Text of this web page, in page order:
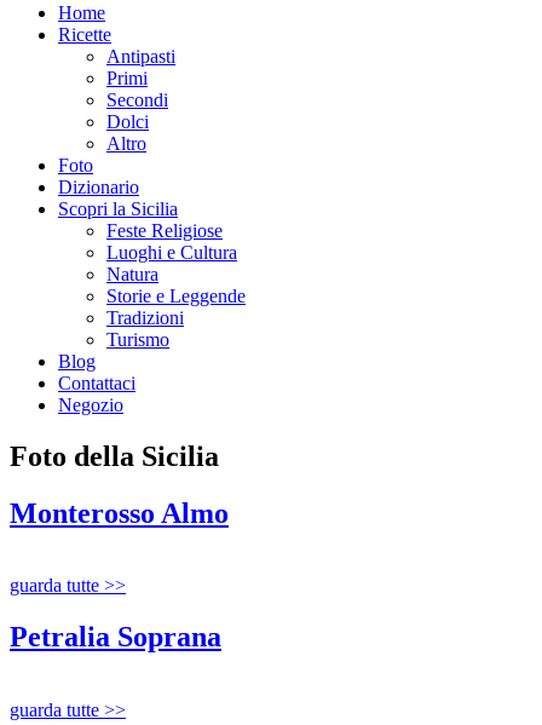
Home
Ricette
Antipasti
Primi
Secondi
Dolci
Altro
Foto
Dizionario
Scopri la Sicilia
Feste Religiose
Luoghi e Cultura
Natura
Storie e Leggende
Tradizioni
Turismo
Blog
Contattaci
Negozio
Foto della Sicilia
Monterosso Almo
guarda tutte >>
Petralia Soprana
guarda tutte >>